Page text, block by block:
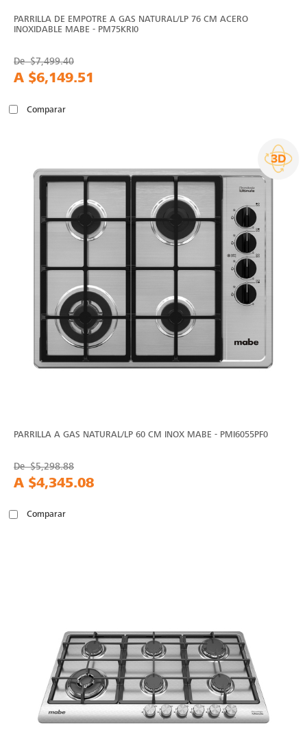
PARRILLA DE EMPOTRE A GAS NATURAL/LP 76 CM ACERO
INOXIDABLE MABE - PM75KRI0
De$7,499.40
A $6,149.51
Comparar
PARRILLA A GAS NATURAL/LP 60 CM INOX MABE - PMI6055PF0
De$5,298.88
A $4,345.08
Comparar